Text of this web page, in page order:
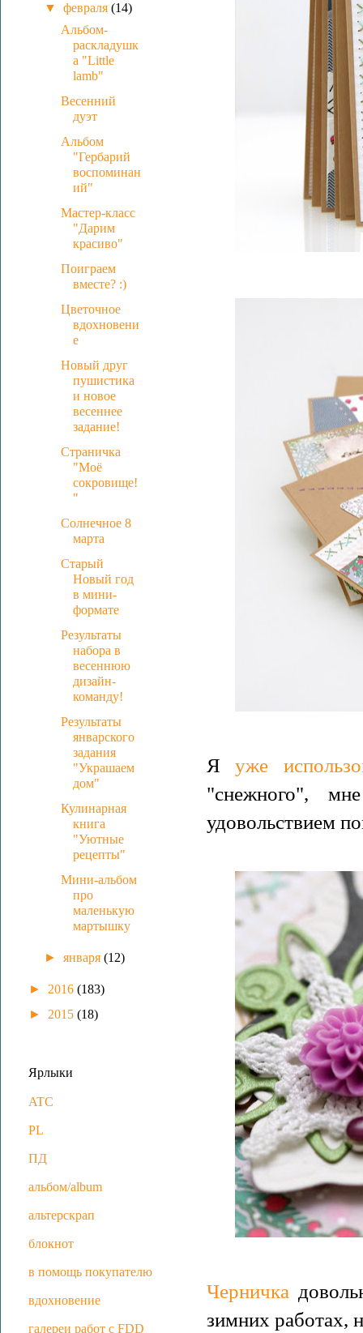
Яуже
"снежного",
удовольствием
Черничка
зимних работах,
▼февраля(14)
Альбом-
раскладушк
а "Little
lamb"
Весенний
дуэт
Альбом
"Гербарий
воспоминан
ий"
Мастер-класс
"Дарим
красиво"
Поиграем
вместе? :)
Цветочное
вдохновени
е
Новый друг
пушистика
и новое
весеннее
задание!
Страничка
"Моё
сокровище!
"
Солнечное 8
марта
Старый
Новый год
в мини-
формате
Результаты
набора в
весеннюю
дизайн-
команду!
Результаты
январского
задания
"Украшаем
дом"
Кулинарная
книга
"Уютные
рецепты"
Мини-альбом
про
маленькую
мартышку
►января(12)
► 2016 (183)
► 2015 (18)
Ярлыки
ATC
PL
ПД
альбом/album
альтерскрап
блокнот
в помощь покупателю
вдохновение
галереи работ с FDD